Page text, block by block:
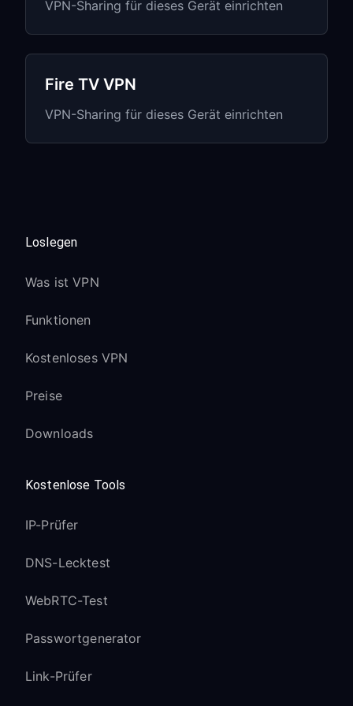
Roku Pay und Premium-Abonnements
funktionieren über VPN
Bildschirmspiegelung von mobilen
Geräten funktioniert weiterhin
Proxy-Unterstützung
VPN-Routing effizient
Ethernet-Anschluss für die PC-
Roku Streaming Stick 4K+:
Volle Proxy-Unterstützung in Roku OS
VPN erhalten
VPN erhalten
VPN-Verbindung
VPN-Sharing für dieses Gerät einrichten
Fire TV VPN
VPN-Sharing für dieses Gerät einrichten
Loslegen
Was ist VPN
Funktionen
Kostenloses VPN
Preise
Downloads
Kostenlose Tools
IP-Prüfer
DNS-Lecktest
WebRTC-Test
Passwortgenerator
Link-Prüfer